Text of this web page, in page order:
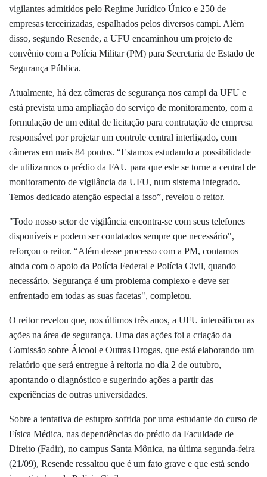
vigilantes admitidos pelo Regime Jurídico Único e 250 de
empresas terceirizadas, espalhados pelos diversos campi. Além
disso, segundo Resende, a UFU encaminhou um projeto de
convênio com a Polícia Militar (PM) para Secretaria de Estado de
Segurança Pública.
Atualmente, há dez câmeras de segurança nos campi da UFU e
está prevista uma ampliação do serviço de monitoramento, com a
formulação de um edital de licitação para contratação de empresa
responsável por projetar um controle central interligado, com
câmeras em mais 84 pontos. “Estamos estudando a possibilidade
de utilizarmos o prédio da FAU para que este se torne a central de
monitoramento de vigilância da UFU, num sistema integrado.
Temos dedicado atenção especial a isso”, revelou o reitor.
"Todo nosso setor de vigilância encontra-se com seus telefones
disponíveis e podem ser contatados sempre que necessário",
reforçou o reitor. “Além desse processo com a PM, contamos
ainda com o apoio da Polícia Federal e Polícia Civil, quando
necessário. Segurança é um problema complexo e deve ser
enfrentado em todas as suas facetas", completou.
O reitor revelou que, nos últimos três anos, a UFU intensificou as
ações na área de segurança. Uma das ações foi a criação da
Comissão sobre Álcool e Outras Drogas, que está elaborando um
relatório que será entregue à reitoria no dia 2 de outubro,
apontando o diagnóstico e sugerindo ações a partir das
experiências de outras universidades.
Sobre a tentativa de estupro sofrida por uma estudante do curso de
Física Médica, nas dependências do prédio da Faculdade de
Direito (Fadir), no campus Santa Mônica, na última segunda-feira
(21/09), Resende ressaltou que é um fato grave e que está sendo